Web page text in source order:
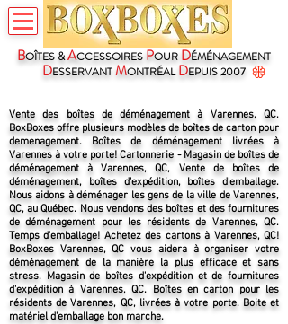
BOÎTES &ACCESSOIRES POUR DÉMÉNAGEMENT
DESSERVANTMONTRÉALDEPUIS 2007
Vente des boîtes de déménagement à Varennes, QC.
BoxBoxes offre plusieurs modèles de boîtes de carton pour
demenagement. Boîtes de déménagement livrées à
Varennes à votre porte! Cartonnerie - Magasin de boîtes de
déménagement à Varennes, QC, Vente de boîtes de
déménagement, boîtes d'expédition, boîtes d'emballage.
Nous aidons à déménager les gens de la ville de Varennes,
QC, au Québec. Nous vendons des boîtes et des fournitures
de déménagement pour les résidents de Varennes, QC.
Temps d'emballage! Achetez des cartons à Varennes, QC!
BoxBoxes Varennes, QC vous aidera à organiser votre
déménagement de la manière la plus efficace et sans
stress. Magasin de boîtes d'expédition et de fournitures
d'expédition à Varennes, QC. Boîtes en carton pour les
résidents de Varennes, QC, livrées à votre porte. Boite et
matériel d'emballage bon marche.